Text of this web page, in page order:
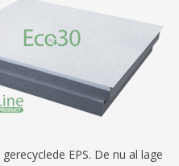
EPS. De nu al lage